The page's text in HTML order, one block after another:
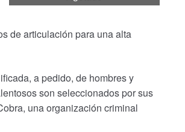
de articulación para una alta
a pedido, de hombres y
son seleccionados por sus
una organización criminal